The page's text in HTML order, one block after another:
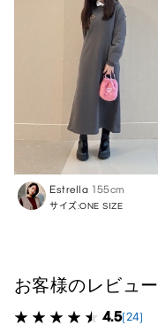
Estrella 155cm
サイズ:ONE SIZE
お客様のレビュー
4.5(24)